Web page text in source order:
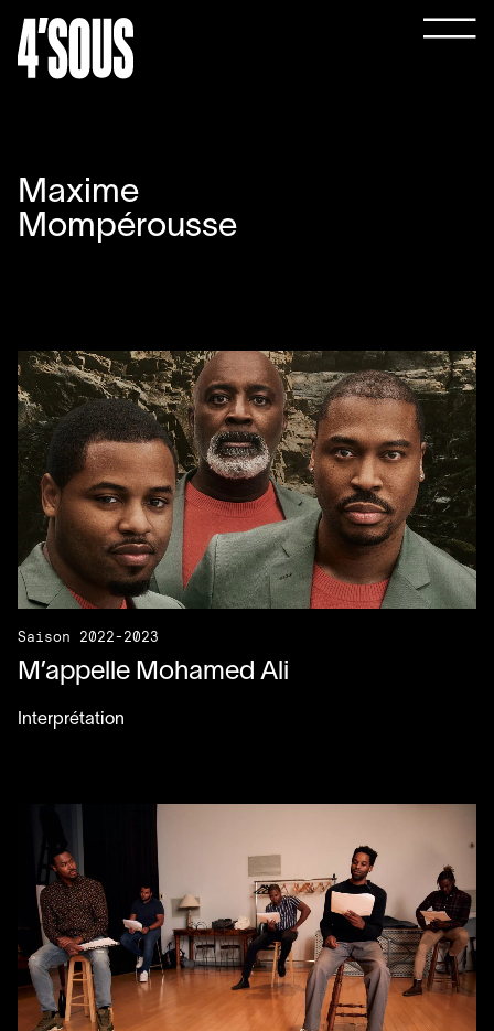
Maxime
Mompérousse
Saison 2022-2023
M’appelle Mohamed Ali
Interprétation